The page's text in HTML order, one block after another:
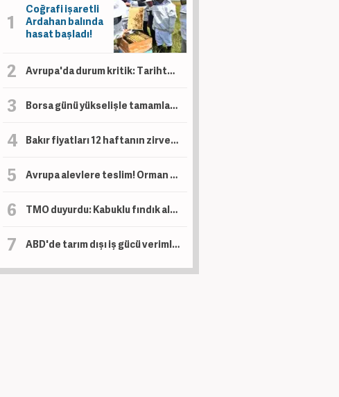
Coğrafi işaretli
Ardahan balında
hasat başladı!
Avrupa'da durum kritik: Tarihte böylesi görülmedi
Borsa günü yükselişle tamamladı! En çok kazandıran belli oldu
Bakır fiyatları 12 haftanın zirvesinde!
Avrupa alevlere teslim! Orman yangınlarının faturası 19 milyar avroyu aştı
TMO duyurdu: Kabuklu fındık alımında yeni dönem başlıyor! İşte tüm şartlar...
ABD'de tarım dışı iş gücü verimliliği ikinci çeyrekte beklenenden fazla arttı